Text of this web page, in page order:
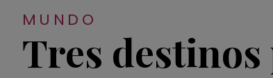
MUNDO
Tres